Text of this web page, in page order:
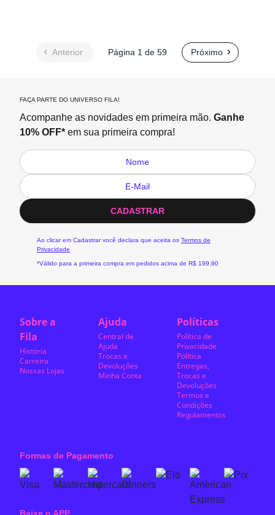
Anterior Página 1 de 59 Próximo
FAÇA PARTE DO UNIVERSO FILA!
Acompanhe as novidades em primeira mão. Ganhe
10% OFF* em sua primeira compra!
CADASTRAR
Ao clicar em Cadastrar você declara que aceita os Termos de
Privacidade
*Válido para a primeira compra em pedidos acima de R$ 199,90
Sobre a
Fila
História
Carreira
Nossas Lojas
Ajuda
Central de
Ajuda
Trocas e
Devoluções
Minha Conta
Políticas
Política de
Privacidade
Política
Entregas,
Trocas e
Devoluções
Termos e
Condições
Regulamentos
Formas de Pagamento
Baixe o APP